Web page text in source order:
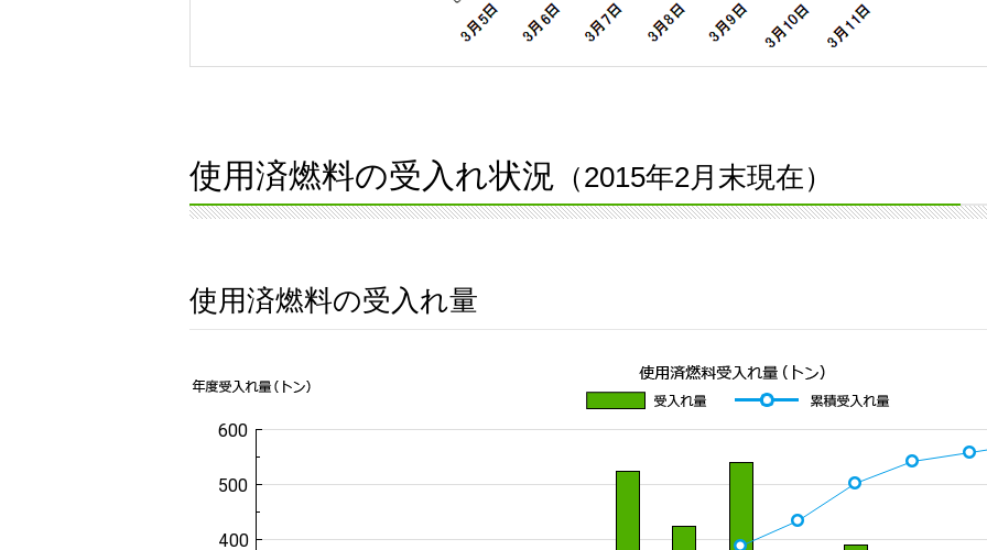
使用済燃料の受入れ状況 （2015年2月末現在）
使用済燃料の受入れ量